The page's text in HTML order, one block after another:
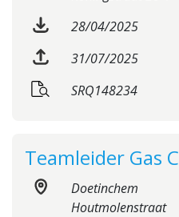
28/04/2025
31/07/2025
SRQ148234
Teamleider Gas C
Doetinchem
Houtmolenstraat